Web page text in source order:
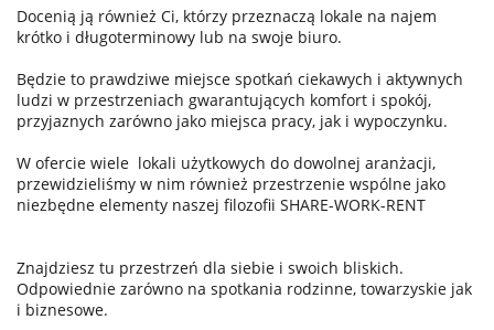
Docenią ją również Ci, którzy przeznaczą lokale na najem
krótko i długoterminowy lub na swoje biuro.
Będzie to prawdziwe miejsce spotkań ciekawych i aktywnych
ludzi w przestrzeniach gwarantujących komfort i spokój,
przyjaznych zarówno jako miejsca pracy, jak i wypoczynku.
W ofercie wiele lokali użytkowych do dowolnej aranżacji,
przewidzieliśmy w nim również przestrzenie wspólne jako
niezbędne elementy naszej filozofii SHARE-WORK-RENT
Znajdziesz tu przestrzeń dla siebie i swoich bliskich.
Odpowiednie zarówno na spotkania rodzinne, towarzyskie jak
i biznesowe.